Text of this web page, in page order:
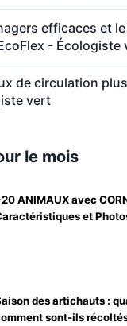
efficaces et
- Écologiste
de circulation
vert
le mois
ANIMAUX avec
et
des artichauts :
sont-ils